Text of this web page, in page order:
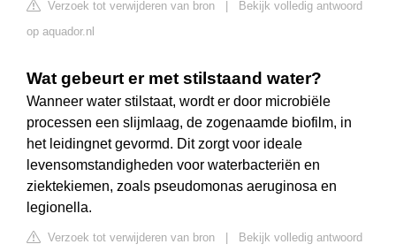
Verzoek tot verwijderen van bron
Bekijk volledig antwoord
op aquador.nl
Wat gebeurt er met stilstaand water?
Wanneer water stilstaat, wordt er door microbiële
processen een slijmlaag, de zogenaamde biofilm, in
het leidingnet gevormd. Dit zorgt voor ideale
levensomstandigheden voor waterbacteriën en
ziektekiemen, zoals pseudomonas aeruginosa en
legionella.
Verzoek tot verwijderen van bron Bekijk volledig antwoord